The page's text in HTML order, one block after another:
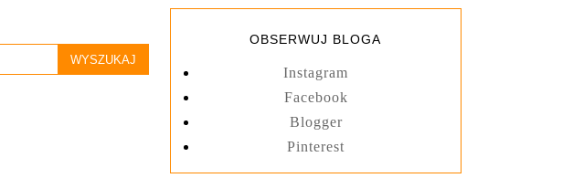
OBSERWUJ BLOGA
Instagram
Facebook
Blogger
Pinterest